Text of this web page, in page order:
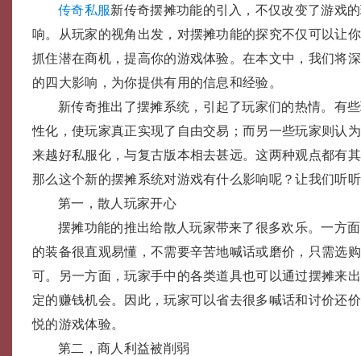
传奇私服新传奇摆摊功能的引入，不仅改变了游戏
响。从玩家的视角出发，对摆摊功能的探究不仅可以让
抓住潜在商机，提高你的游戏体验。在本文中，我们将
的四大影响，为你提供有用的信息和经验。
新传奇推出了摆摊系统，引起了玩家们的热情。有
性化，使玩家真正实现了自由交易；而另一些玩家则认
来越好私服化，与复古版本相去甚远。这两种观点都有
那么这个新的摆摊系统对游戏有什么影响呢？让我们听
第一，散人玩家开心
摆摊功能的推出给散人玩家带来了很多欢乐。一方
的装备很直观易懂，不需要辛苦地喊话或磨价，只需选
可。另一方面，玩家手中的各类道具也可以通过摆摊来
定的赚钱机会。因此，玩家可以省去很多喊话和讨价还
悦的游戏体验。
第二，商人利益被削弱